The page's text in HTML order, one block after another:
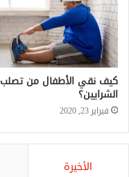
كيف نقي الأطفال من تصلب
الشرايين؟
فبراير 23, 2020
الأخيرة